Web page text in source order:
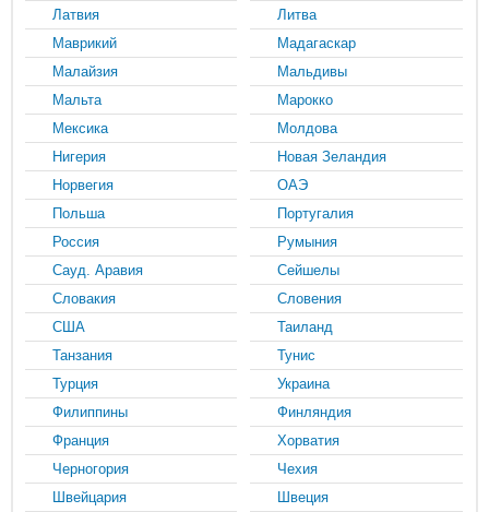
Латвия
Литва
Маврикий
Мадагаскар
Малайзия
Мальдивы
Мальта
Марокко
Мексика
Молдова
Нигерия
Новая Зеландия
Норвегия
ОАЭ
Польша
Португалия
Россия
Румыния
Сауд. Аравия
Сейшелы
Словакия
Словения
США
Таиланд
Танзания
Тунис
Турция
Украина
Филиппины
Финляндия
Франция
Хорватия
Черногория
Чехия
Швейцария
Швеция